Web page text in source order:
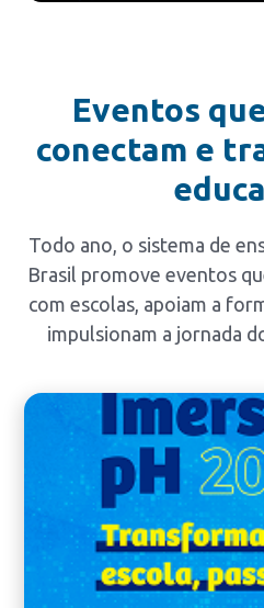
Eventos
conectam e
Todo ano, o sistema de
Brasil promove eventos
com escolas, apoiam a
impulsionam a jornada